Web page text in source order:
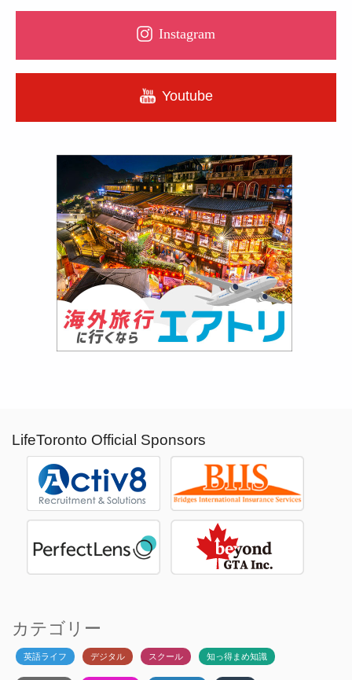
Instagram
Youtube
LifeToronto Official Sponsors
カテゴリー
英語ライフ デジタル スクール 知っ得まめ知識